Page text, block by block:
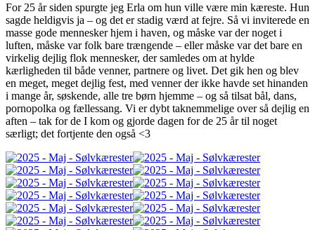
For 25 år siden spurgte jeg Erla om hun ville være min kæreste. Hun
sagde heldigvis ja – og det er stadig værd at fejre. Så vi inviterede en
masse gode mennesker hjem i haven, og måske var der noget i
luften, måske var folk bare trængende – eller måske var det bare en
virkelig dejlig flok mennesker, der samledes om at hylde
kærligheden til både venner, partnere og livet. Det gik hen og blev
en meget, meget dejlig fest, med venner der ikke havde set hinanden
i mange år, søskende, alle tre børn hjemme – og så tilsat bål, dans,
pornopolka og fællessang. Vi er dybt taknemmelige over så dejlig en
aften – tak for de I kom og gjorde dagen for de 25 år til noget
særligt; det fortjente den også <3